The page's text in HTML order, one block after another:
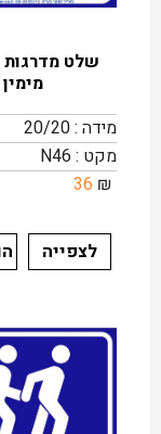
שלט מדרגות
מימין
מידה : 20/20
מקט : N46
₪
36
לצפייה